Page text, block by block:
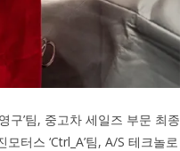
구’팀, 중고차 세일즈 부문 최종
터스 ‘Ctrl_A’팀, A/S 테크놀로